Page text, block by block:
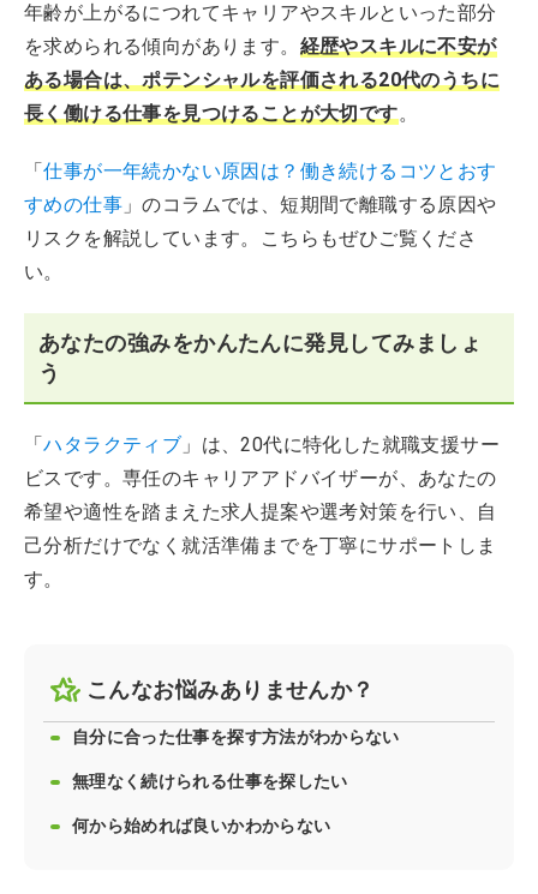
年齢が上がるにつれてキャリアやスキルといった部分
を求められる傾向があります。 経歴やスキルに不安が
ある場合は、ポテンシャルを評価される20代のうちに
長く働ける仕事を見つけることが大切です。
「仕事が一年続かない原因は？働き続けるコツとおす
すめの仕事 」のコラムでは、短期間で離職する原因や
リスクを解説しています。こちらもぜひご覧くださ
い。
あなたの強みをかんたんに発見してみましょ
う
「ハタラクティブ 」は、20代に特化した就職支援サー
ビスです。専任のキャリアアドバイザーが、あなたの
希望や適性を踏まえた求人提案や選考対策を行い、自
己分析だけでなく就活準備までを丁寧にサポートしま
す。
こんなお悩みありませんか？
自分に合った仕事を探す方法がわからない
無理なく続けられる仕事を探したい
何から始めれば良いかわからない